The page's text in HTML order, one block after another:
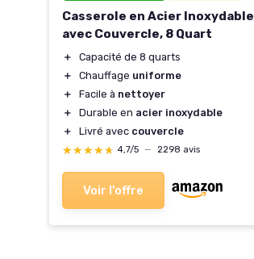
Casserole en Acier Inoxydable
avec Couvercle, 8 Quart
＋
Capacité de 8 quarts
＋
Chauffage uniforme
＋
Facile à nettoyer
＋
Durable en acier inoxydable
＋
Livré avec couvercle
★★★★★
★★★★★ 4,7/5 — 2298 avis
Voir l'offre